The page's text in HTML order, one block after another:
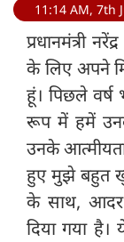
11:14 AM, 7th
प्रधानमंत्री
के लिए अपने
हूं। पिछले
रूप में हमें
उनके आत्मीयता
हुए मुझे बहुत
के साथ, आदर
दिया गया है।